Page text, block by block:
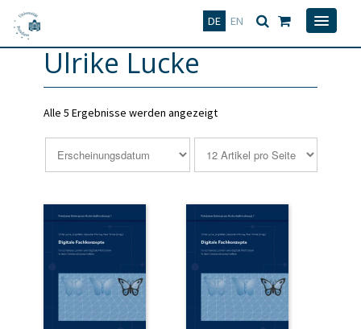
DE EN
Deutsch
Ulrike Lucke
Alle 5 Ergebnisse werden angezeigt